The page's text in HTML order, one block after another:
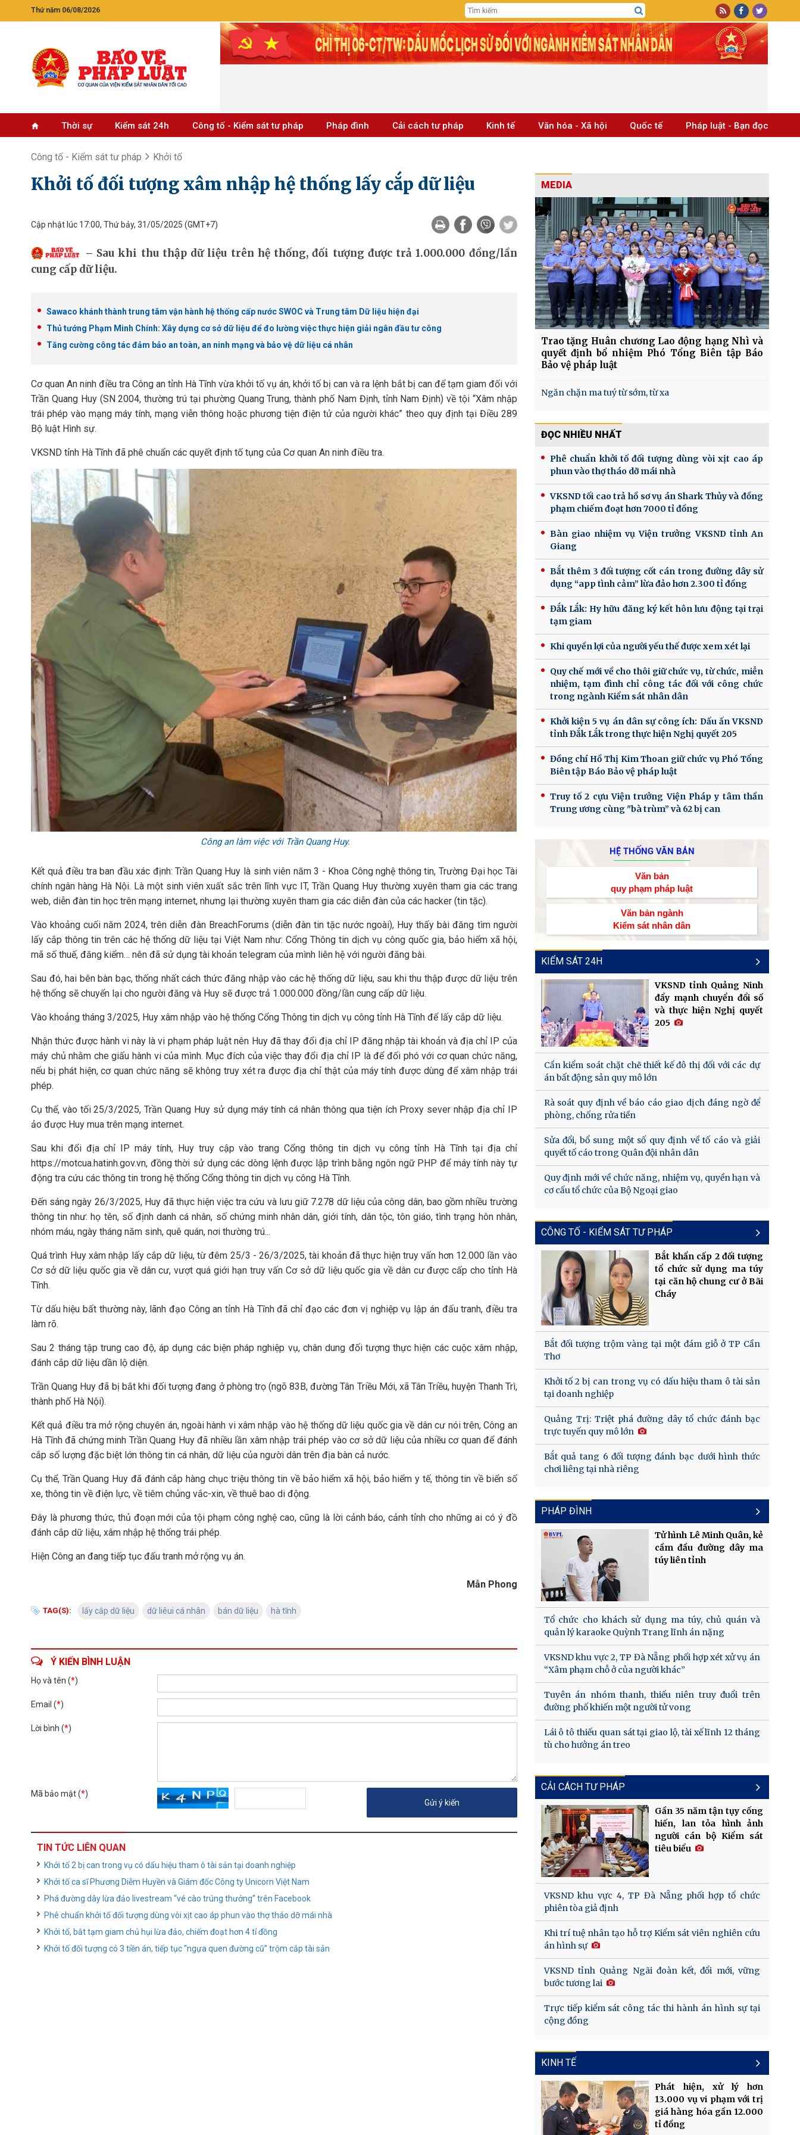
Thứ năm 06/08/2026
Thời sự Kiểm sát 24h Công tố - Kiểm sát tư pháp Pháp đình Cải cách tư pháp Kinh tế Văn hóa - Xã hội Quốc tế Pháp luật - Bạn đọc
Công tố - Kiểm sát tư pháp Khởi tố
Khởi tố đối tượng xâm nhập hệ thống lấy cắp dữ liệu
Cập nhật lúc 17:00, Thứ bảy, 31/05/2025 (GMT+7)
Sau khi thu thập dữ liệu trên hệ thống, đối tượng được trả 1.000.000 đồng/lần
cung cấp dữ liệu.
Sawaco khánh thành trung tâm vận hành hệ thống cấp nước SWOC và Trung tâm Dữ liệu hiện đại
Thủ tướng Phạm Minh Chính: Xây dựng cơ sở dữ liệu để đo lường việc thực hiện giải ngân đầu tư công
Tăng cường công tác đảm bảo an toàn, an ninh mạng và bảo vệ dữ liệu cá nhân
Cơ quan An ninh điều tra Công an tỉnh Hà Tĩnh vừa khởi tố vụ án, khởi tố bị can và ra lệnh bắt bị can để tạm giam đối với
Trần Quang Huy (SN 2004, thường trú tại phường Quang Trung, thành phố Nam Định, tỉnh Nam Định) về tội “Xâm nhập
trái phép vào mạng máy tính, mạng viễn thông hoặc phương tiện điện tử của người khác” theo quy định tại Điều 289
Bộ luật Hình sự.
VKSND tỉnh Hà Tĩnh đã phê chuẩn các quyết định tố tụng của Cơ quan An ninh điều tra.
Công an làm việc với Trần Quang Huy.
Kết quả điều tra ban đầu xác định: Trần Quang Huy là sinh viên năm 3 - Khoa Công nghệ thông tin, Trường Đại học Tài
chính ngân hàng Hà Nội. Là một sinh viên xuất sắc trên lĩnh vực IT, Trần Quang Huy thường xuyên tham gia các trang
web, diễn đàn tin học trên mạng internet, nhưng lại thường xuyên tham gia các diễn đàn của các hacker (tin tặc).
Vào khoảng cuối năm 2024, trên diễn đàn BreachForums (diễn đàn tin tặc nước ngoài), Huy thấy bài đăng tìm người
lấy cắp thông tin trên các hệ thống dữ liệu tại Việt Nam như: Cổng Thông tin dịch vụ công quốc gia, bảo hiểm xã hội,
mã số thuế, đăng kiểm… nên đã sử dụng tài khoản telegram của mình liên hệ với người đăng bài.
Sau đó, hai bên bàn bạc, thống nhất cách thức đăng nhập vào các hệ thống dữ liệu, sau khi thu thập được dữ liệu trên
hệ thống sẽ chuyển lại cho người đăng và Huy sẽ được trả 1.000.000 đồng/lần cung cấp dữ liệu.
Vào khoảng tháng 3/2025, Huy xâm nhập vào hệ thống Cổng Thông tin dịch vụ công tỉnh Hà Tĩnh để lấy cắp dữ liệu.
Nhận thức được hành vi này là vi phạm pháp luật nên Huy đã thay đổi địa chỉ IP đăng nhập tài khoản và địa chỉ IP của
máy chủ nhằm che giấu hành vi của mình. Mục đích của việc thay đổi địa chỉ IP là để đối phó với cơ quan chức năng,
nếu bị phát hiện, cơ quan chức năng sẽ không truy xét ra được địa chỉ thật của máy tính được dùng để xâm nhập trái
phép.
Cụ thể, vào tối 25/3/2025, Trần Quang Huy sử dụng máy tính cá nhân thông qua tiện ích Proxy sever nhập địa chỉ IP
ảo được Huy mua trên mạng internet.
Sau khi đổi địa chỉ IP máy tính, Huy truy cập vào trang Cổng thông tin dịch vụ công tỉnh Hà Tĩnh tại địa chỉ
https://motcua.hatinh.gov.vn, đồng thời sử dụng các dòng lệnh được lập trình bằng ngôn ngữ PHP để máy tính này tự
động tra cứu các thông tin trong hệ thống Cổng thông tin dịch vụ công Hà Tĩnh.
Đến sáng ngày 26/3/2025, Huy đã thực hiện việc tra cứu và lưu giữ 7.278 dữ liệu của công dân, bao gồm nhiều trường
thông tin như: họ tên, số định danh cá nhân, số chứng minh nhân dân, giới tính, dân tộc, tôn giáo, tình trạng hôn nhân,
nhóm máu, ngày tháng năm sinh, quê quán, nơi thường trú...
Quá trình Huy xâm nhập lấy cắp dữ liệu, từ đêm 25/3 - 26/3/2025, tài khoản đã thực hiện truy vấn hơn 12.000 lần vào
Cơ sở dữ liệu quốc gia về dân cư, vượt quá giới hạn truy vấn Cơ sở dữ liệu quốc gia về dân cư được cấp cho tỉnh Hà
Tĩnh.
Từ dấu hiệu bất thường này, lãnh đạo Công an tỉnh Hà Tĩnh đã chỉ đạo các đơn vị nghiệp vụ lập án đấu tranh, điều tra
làm rõ.
Sau 2 tháng tập trung cao độ, áp dụng các biện pháp nghiệp vụ, chân dung đối tượng thực hiện các cuộc xâm nhập,
đánh cắp dữ liệu dần lộ diện.
Trần Quang Huy đã bị bắt khi đối tượng đang ở phòng trọ (ngõ 83B, đường Tân Triều Mới, xã Tân Triều, huyện Thanh Trì,
thành phố Hà Nội).
Kết quả điều tra mở rộng chuyên án, ngoài hành vi xâm nhập vào hệ thống dữ liệu quốc gia về dân cư nói trên, Công an
Hà Tĩnh đã chứng minh Trần Quang Huy đã nhiều lần xâm nhập trái phép vào cơ sở dữ liệu của nhiều cơ quan để đánh
cắp số lượng đặc biệt lớn thông tin cá nhân, dữ liệu của người dân trên địa bàn cả nước.
Cụ thể, Trần Quang Huy đã đánh cắp hàng chục triệu thông tin về bảo hiểm xã hội, bảo hiểm y tế, thông tin về biển số
xe, thông tin về điện lực, về tiêm chủng vắc-xin, về thuê bao di động.
Đây là phương thức, thủ đoạn mới của tội phạm công nghệ cao, cũng là lời cảnh báo, cảnh tỉnh cho những ai có ý đồ
đánh cắp dữ liệu, xâm nhập hệ thống trái phép.
Hiện Công an đang tiếp tục đấu tranh mở rộng vụ án.
Mẫn Phong
TAG(S): lấy cắp dữ liệu dữ liêui cá nhân bán dữ liệu hà tĩnh
Ý KIẾN BÌNH LUẬN
Họ và tên (*)
Email (*)
Lời bình (*)
Mã bảo mật (*)
TIN TỨC LIÊN QUAN
Khởi tố 2 bị can trong vụ có dấu hiệu tham ô tài sản tại doanh nghiệp
Khởi tố ca sĩ Phương Diễm Huyền và Giám đốc Công ty Unicorn Việt Nam
Phá đường dây lừa đảo livestream “vé cào trúng thưởng” trên Facebook
Phê chuẩn khởi tố đối tượng dùng vòi xịt cao áp phun vào thợ tháo dỡ mái nhà
Khởi tố, bắt tạm giam chủ hụi lừa đảo, chiếm đoạt hơn 4 tỉ đồng
Khởi tố đối tượng có 3 tiền án, tiếp tục “ngựa quen đường cũ” trộm cắp tài sản
MEDIA
Trao tặng Huân chương Lao động hạng Nhì và
quyết định bổ nhiệm Phó Tổng Biên tập Báo
Bảo vệ pháp luật
Ngăn chặn ma tuý từ sớm, từ xa
ĐỌC NHIỀU NHẤT
Phê chuẩn khởi tố đối tượng dùng vòi xịt cao áp
phun vào thợ tháo dỡ mái nhà
VKSND tối cao trả hồ sơ vụ án Shark Thủy và đồng
phạm chiếm đoạt hơn 7000 tỉ đồng
Bàn giao nhiệm vụ Viện trưởng VKSND tỉnh An
Giang
Bắt thêm 3 đối tượng cốt cán trong đường dây sử
dụng “app tình cảm” lừa đảo hơn 2.300 tỉ đồng
Đắk Lắk: Hy hữu đăng ký kết hôn lưu động tại trại
tạm giam
Khi quyền lợi của người yếu thế được xem xét lại
Quy chế mới về cho thôi giữ chức vụ, từ chức, miễn
nhiệm, tạm đình chỉ công tác đối với công chức
trong ngành Kiểm sát nhân dân
Khởi kiện 5 vụ án dân sự công ích: Dấu ấn VKSND
tỉnh Đắk Lắk trong thực hiện Nghị quyết 205
Đồng chí Hồ Thị Kim Thoan giữ chức vụ Phó Tổng
Biên tập Báo Bảo vệ pháp luật
Truy tố 2 cựu Viện trưởng Viện Pháp y tâm thần
Trung ương cùng "bà trùm” và 62 bị can
HỆ THỐNG VĂN BẢN
Văn bản
quy phạm pháp luật
Văn bản ngành
Kiểm sát nhân dân
KIỂM SÁT 24H
VKSND tỉnh Quảng Ninh
đẩy mạnh chuyển đổi số
và thực hiện Nghị quyết
205
Cần kiểm soát chặt chẽ thiết kế đô thị đối với các dự
án bất động sản quy mô lớn
Rà soát quy định về báo cáo giao dịch đáng ngờ để
phòng, chống rửa tiền
Sửa đổi, bổ sung một số quy định về tố cáo và giải
quyết tố cáo trong Quân đội nhân dân
Quy định mới về chức năng, nhiệm vụ, quyền hạn và
cơ cấu tổ chức của Bộ Ngoại giao
CÔNG TỐ - KIỂM SÁT TƯ PHÁP
Bắt khẩn cấp 2 đối tượng
tổ chức sử dụng ma túy
tại căn hộ chung cư ở Bãi
Cháy
Bắt đối tượng trộm vàng tại một đám giỗ ở TP Cần
Thơ
Khởi tố 2 bị can trong vụ có dấu hiệu tham ô tài sản
tại doanh nghiệp
Quảng Trị: Triệt phá đường dây tổ chức đánh bạc
trực tuyến quy mô lớn
Bắt quả tang 6 đối tượng đánh bạc dưới hình thức
chơi liêng tại nhà riêng
PHÁP ĐÌNH
Tử hình Lê Minh Quân, kẻ
cầm đầu đường dây ma
túy liên tỉnh
Tổ chức cho khách sử dụng ma túy, chủ quán và
quản lý karaoke Quỳnh Trang lĩnh án nặng
VKSND khu vực 2, TP Đà Nẵng phối hợp xét xử vụ án
“Xâm phạm chỗ ở của người khác”
Tuyên án nhóm thanh, thiếu niên truy đuổi trên
đường phố khiến một người tử vong
Lái ô tô thiếu quan sát tại giao lộ, tài xế lĩnh 12 tháng
tù cho hưởng án treo
CẢI CÁCH TƯ PHÁP
Gần 35 năm tận tụy cống
hiến, lan tỏa hình ảnh
người cán bộ Kiểm sát
tiêu biểu
VKSND khu vực 4, TP Đà Nẵng phối hợp tổ chức
phiên tòa giả định
Khi trí tuệ nhân tạo hỗ trợ Kiểm sát viên nghiên cứu
án hình sự
VKSND tỉnh Quảng Ngãi đoàn kết, đổi mới, vững
bước tương lai
Trực tiếp kiểm sát công tác thi hành án hình sự tại
cộng đồng
KINH TẾ
Phát hiện, xử lý hơn
13.000 vụ vi phạm với trị
giá hàng hóa gần 12.000
tỉ đồng